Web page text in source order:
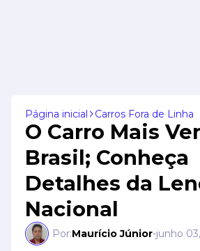
Página inicial Carros Fora de Linha
O Carro Mais
Brasil; Conheça
Detalhes da
Nacional
Por:Maurício Júnior-junho